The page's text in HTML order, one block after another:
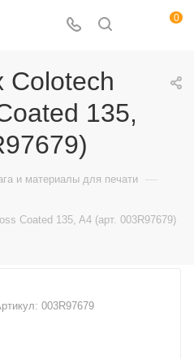
0
Colotech
135,
и материалы для печати —
Coated 135, A4 (арт. 003R97679)
003R97679